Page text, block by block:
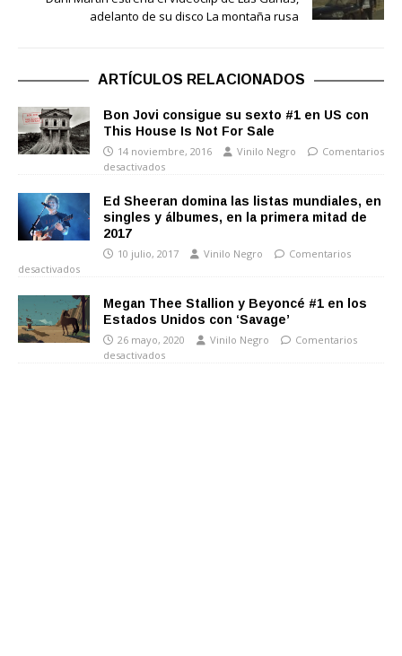
adelanto de su disco La montaña rusa
ARTÍCULOS RELACIONADOS
Bon Jovi consigue su sexto #1 en US con
This House Is Not For Sale
14 noviembre, 2016 Vinilo Negro
Comentarios
desactivados
Ed Sheeran domina las listas mundiales, en
singles y álbumes, en la primera mitad de
2017
10 julio, 2017 Vinilo Negro
Comentarios
desactivados
Megan Thee Stallion y Beyoncé #1 en los
Estados Unidos con ‘Savage’
26 mayo, 2020 Vinilo Negro
Comentarios
desactivados